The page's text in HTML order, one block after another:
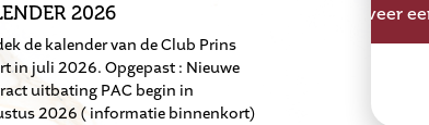
2026
de kalender van de Club Prins
in juli 2026. Opgepast : Nieuwe
uitbating PAC begin in
2026 ( informatie binnenkort)
Reserveer